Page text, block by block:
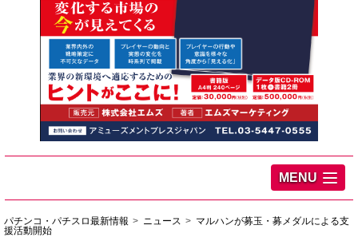
MENU
パチンコ・パチスロ最新情報 ニュース
マルハンが募玉・募メダルによる支
援活動開始